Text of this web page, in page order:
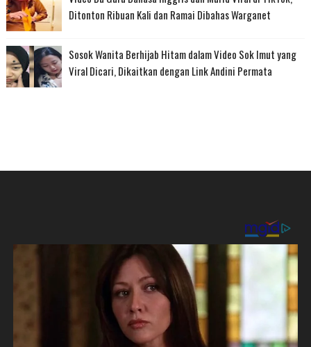
Ditonton Ribuan Kali dan Ramai Dibahas Warganet
Sosok Wanita Berhijab Hitam dalam Video Sok Imut yang
Viral Dicari, Dikaitkan dengan Link Andini Permata